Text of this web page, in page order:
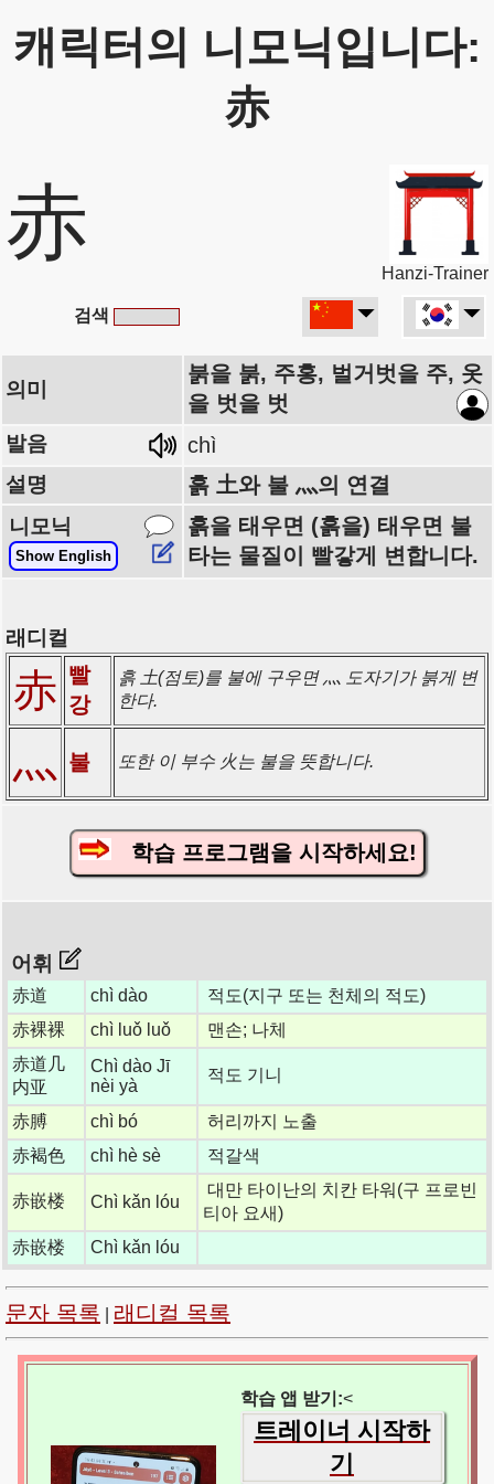
캐릭터의 니모닉입니다:
赤
赤
Hanzi-Trainer
검색
의미
붉을 붉, 주홍, 벌거벗을 주, 옷
을 벗을 벗
발음 chì
설명 흙 土와 불 灬의 연결
니모닉
Show English
흙을 태우면 (흙을) 태우면 불
타는 물질이 빨갛게 변합니다.
래디컬
赤 빨
강
흙 土(점토)를 불에 구우면 灬 도자기가 붉게 변
한다.
灬 불 또한 이 부수 火는 불을 뜻합니다.
학습 프로그램을 시작하세요!
어휘
赤道 chì dào
적도(지구 또는 천체의 적도)
赤裸裸
chì luǒ luǒ
맨손; 나체
赤道几
内亚
Chì dào Jī
nèi yà
적도 기니
赤膊 chì bó
허리까지 노출
赤褐色
chì hè sè 적갈색
赤嵌楼 Chì kǎn lóu
대만 타이난의 치칸 타워(구 프로빈
티아 요새)
赤嵌楼
Chì kǎn lóu
문자 목록 래디컬 목록
학습 앱 받기:<
트레이너 시작하
기